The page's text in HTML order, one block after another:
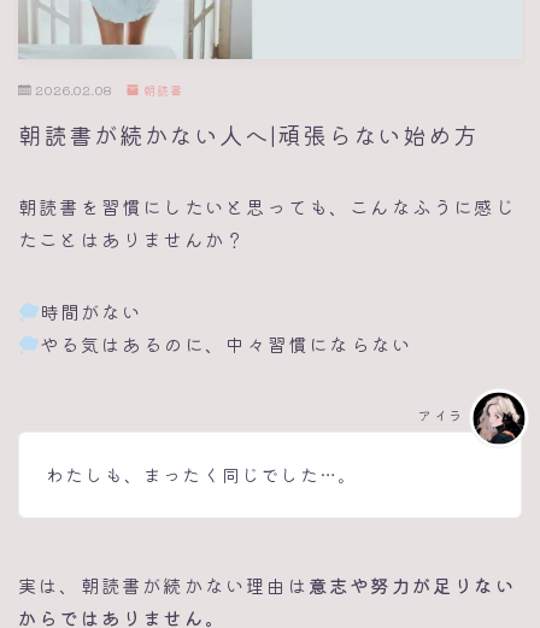
2026.02.08 朝読書
朝読書が続かない人へ|頑張らない始め方
朝読書を習慣にしたいと思っても、こんなふうに感じ
たことはありませんか？
時間がない
やる気はあるのに、中々習慣にならない
わたしも、まったく同じでした…。
アイラ
実は、朝読書が続かない理由は 意志や努力が足りない
からではありません。